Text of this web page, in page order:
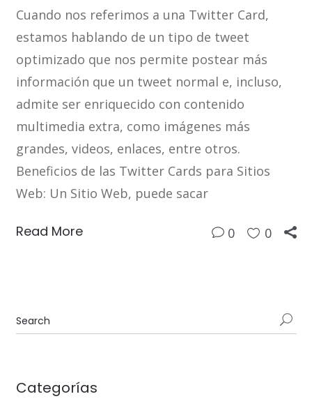
Cuando nos referimos a una Twitter Card,
estamos hablando de un tipo de tweet
optimizado que nos permite postear más
información que un tweet normal e, incluso,
admite ser enriquecido con contenido
multimedia extra, como imágenes más
grandes, videos, enlaces, entre otros.
Beneficios de las Twitter Cards para Sitios
Web: Un Sitio Web, puede sacar
Read More 0 0
Categorías